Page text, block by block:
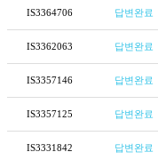
IS3364706 답변완료
IS3362063 답변완료
IS3357146 답변완료
IS3357125 답변완료
IS3331842 답변완료